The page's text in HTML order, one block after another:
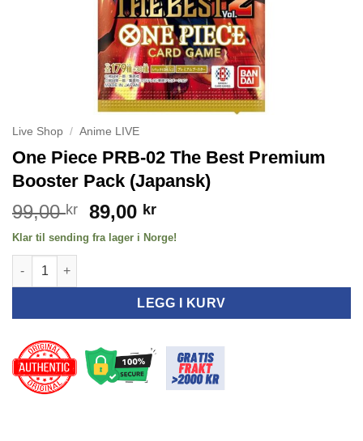
Live Shop / Anime LIVE
One Piece PRB-02 The Best Premium
Booster Pack (Japansk)
99,00kr
Opprinnelig
pris
var:
89,00 krNåværende
pris
er:
Klar til sending fra lager i Norge!
One Piece PRB-02 The Best Premium Booster Pack (Japansk)
LEGG I KURV